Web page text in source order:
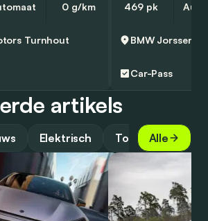
0 g/km
Turnhout
469 pk
BMW Jorssen
Car-Pass
artikels
Elektrisch Toekomst
Alle